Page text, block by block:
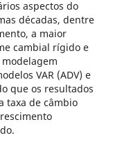
aspectos do
décadas, dentre
a maior
cambial rígido e
VAR (ADV) e
que os resultados
taxa de câmbio